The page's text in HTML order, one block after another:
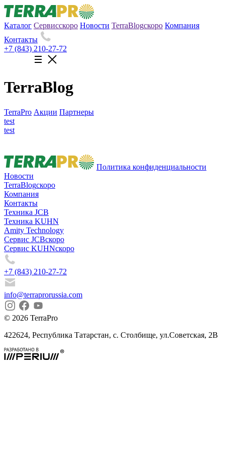
Каталог Сервисскоро Новости TerraBlogскоро Компания
Контакты
+7 (843) 210-27-72
TerraBlog
TerraPro Акции Партнеры
test
test
Политика конфиденциальности
Новости
TerraBlogскоро
Компания
Контакты
Техника JCB
Техника KUHN
Amity Technology
Сервис JCBскоро
Сервис KUHNскоро
+7 (843) 210-27-72
info@terraprorussia.com
© 2026 TerraPro
422624, Республика Татарстан, с. Столбище, ул.Советская, 2В